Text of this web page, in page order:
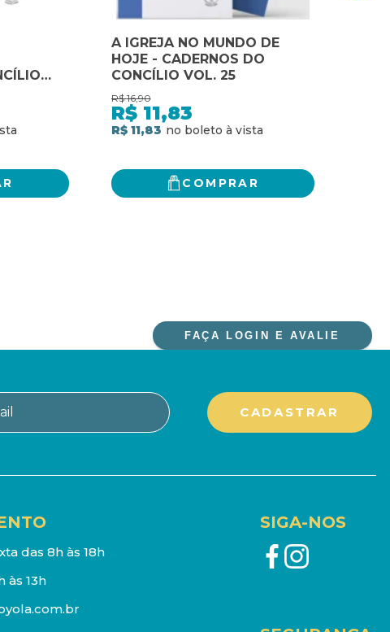
A IGREJA NO MUNDO DE
HOJE - CADERNOS DO
CONCÍLIO VOL. 25
R$ 16,90
R$ 11,83
R$ 11,83
COMPRAR
FAÇA LOGIN E AVALIE
das 8h às 18h
às 13h
SIGA-NOS